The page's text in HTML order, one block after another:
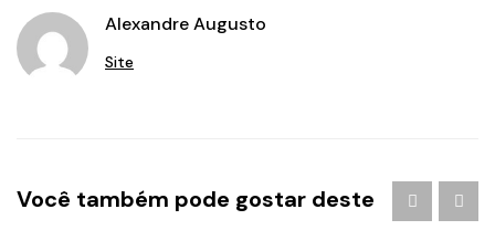
Alexandre Augusto
Site
Você também pode gostar deste
agencia de
publicidade em brasilia/Branding/ criação de logo